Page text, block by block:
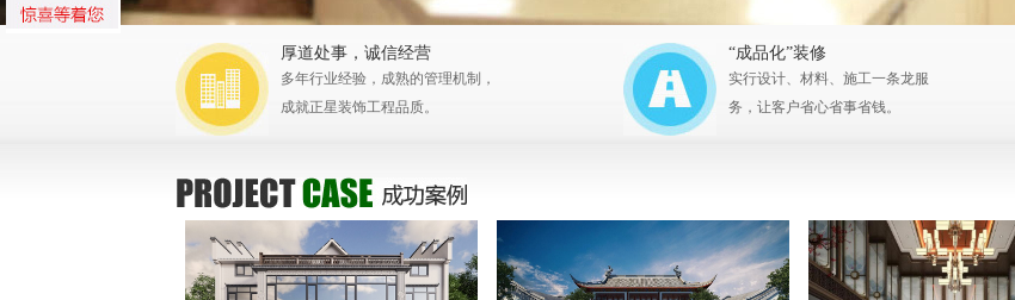
厚道处事，诚信经营
多年行业经验，成熟的管理机制，
成就正星装饰工程品质。
“成品化”装修
实行设计、材料、施工一条龙服
务，让客户省心省事省钱。